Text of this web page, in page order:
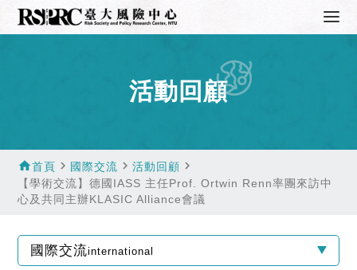
活動回顧
home首頁 navigate_next 國際交流 navigate_next活動回顧 navigate_next
【學術交流】德國IASS 主任Prof. Ortwin Renn率團來訪中
心及共同主辦KLASIC Alliance會議
國際交流international